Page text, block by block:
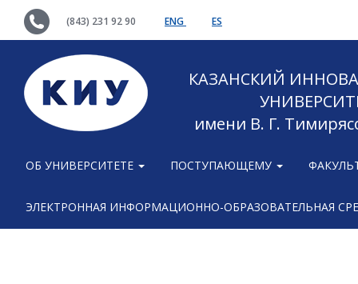
(843) 231 92 90 ENG ES
КАЗАНСКИЙ
имени В. Г.
ОБ УНИВЕРСИТЕТЕ ПОСТУПАЮЩЕМУ
ЭЛЕКТРОННАЯ ИНФОРМАЦИОННО-ОБРАЗОВАТЕЛЬНАЯ